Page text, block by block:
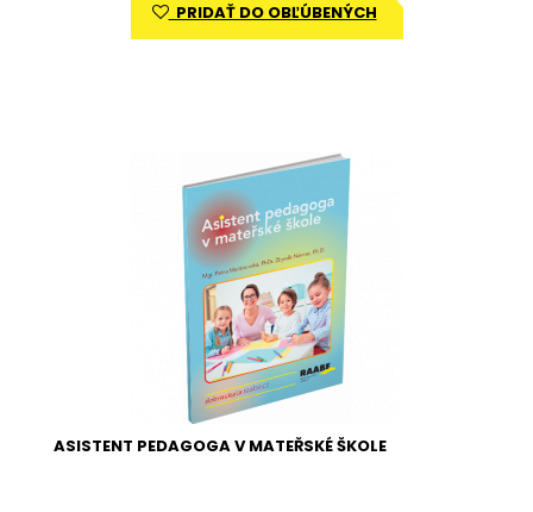
PRIDAŤ DO OBĽÚBENÝCH
ASISTENT PEDAGOGA V MATEŘSKÉ ŠKOLE